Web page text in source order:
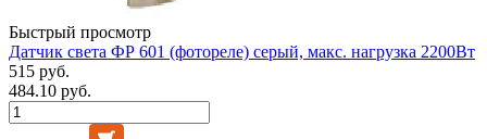
Быстрый просмотр
Датчик света ФР 601 (фотореле) серый, макс. нагрузка 2200Вт
515 руб.
484.10 руб.